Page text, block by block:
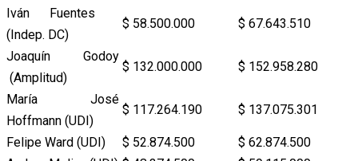
Iván Fuentes
(Indep. DC)
$ 58.500.000 $ 67.643.510
Joaquín Godoy
(Amplitud)
$ 132.000.000 $ 152.958.280
María José
Hoffmann (UDI)
$ 117.264.190 $ 137.075.301
Felipe Ward (UDI) $ 52.874.500
$ 62.874.500